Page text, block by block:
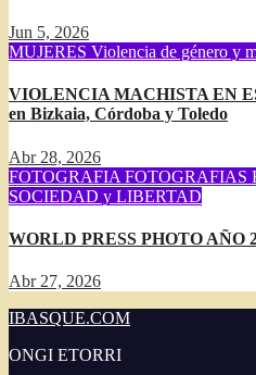
Jun 5, 2026
MUJERES Violencia de género y
VIOLENCIA MACHISTA EN
en Bizkaia, Córdoba y Toledo
Abr 28, 2026
FOTOGRAFIA FOTOGRAFIAS
SOCIEDAD y LIBERTAD
WORLD PRESS PHOTO AÑO
Abr 27, 2026
IBASQUE.COM
ONGI ETORRI